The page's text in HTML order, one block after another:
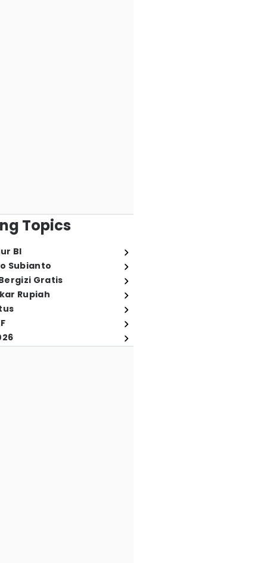
Topics
BI
Subianto
Gratis
Rupiah